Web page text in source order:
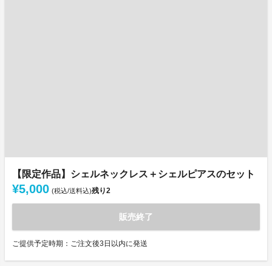
【限定作品】シェルネックレス＋シェルピアスのセット
¥5,000 (税込/送料込)残り2
販売終了
ご提供予定時期：ご注文後3日以内に発送